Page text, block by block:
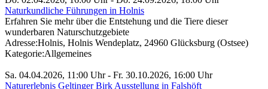
Naturkundliche Führungen in Holnis
Erfahren Sie mehr über die Entstehung und die Tiere dieser
wunderbaren Naturschutzgebiete
Adresse:Holnis, Holnis Wendeplatz, 24960 Glücksburg (Ostsee)
Kategorie:Allgemeines
Sa. 04.04.2026, 11:00 Uhr - Fr. 30.10.2026, 16:00 Uhr
Naturerlebnis Geltinger Birk Ausstellung in Falshöft